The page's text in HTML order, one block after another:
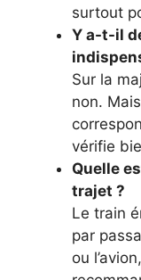
surtout
Y a-t-il
Sur la
non.
vérifie
Quelle
trajet ?
Le train
par
ou